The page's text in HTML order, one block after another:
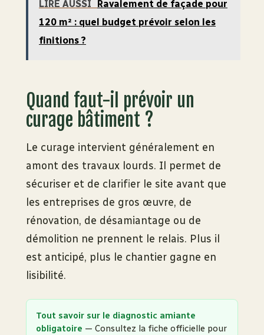
LIRE AUSSI
Ravalement de façade pour
120 m² : quel budget prévoir selon les
finitions ?
Quand faut-il prévoir un
curage bâtiment ?
Le curage intervient généralement en
amont des travaux lourds. Il permet de
sécuriser et de clarifier le site avant que
les entreprises de gros œuvre, de
rénovation, de désamiantage ou de
démolition ne prennent le relais. Plus il
est anticipé, plus le chantier gagne en
lisibilité.
Tout savoir sur le diagnostic amiante
obligatoire — Consultez la fiche officielle pour